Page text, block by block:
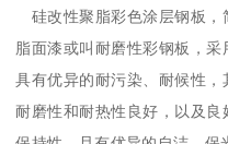
硅改性聚脂彩色涂层钢板，
脂面漆或叫耐磨性彩钢板，
具有优异的耐污染、耐候性，
耐磨性和耐热性良好，以及